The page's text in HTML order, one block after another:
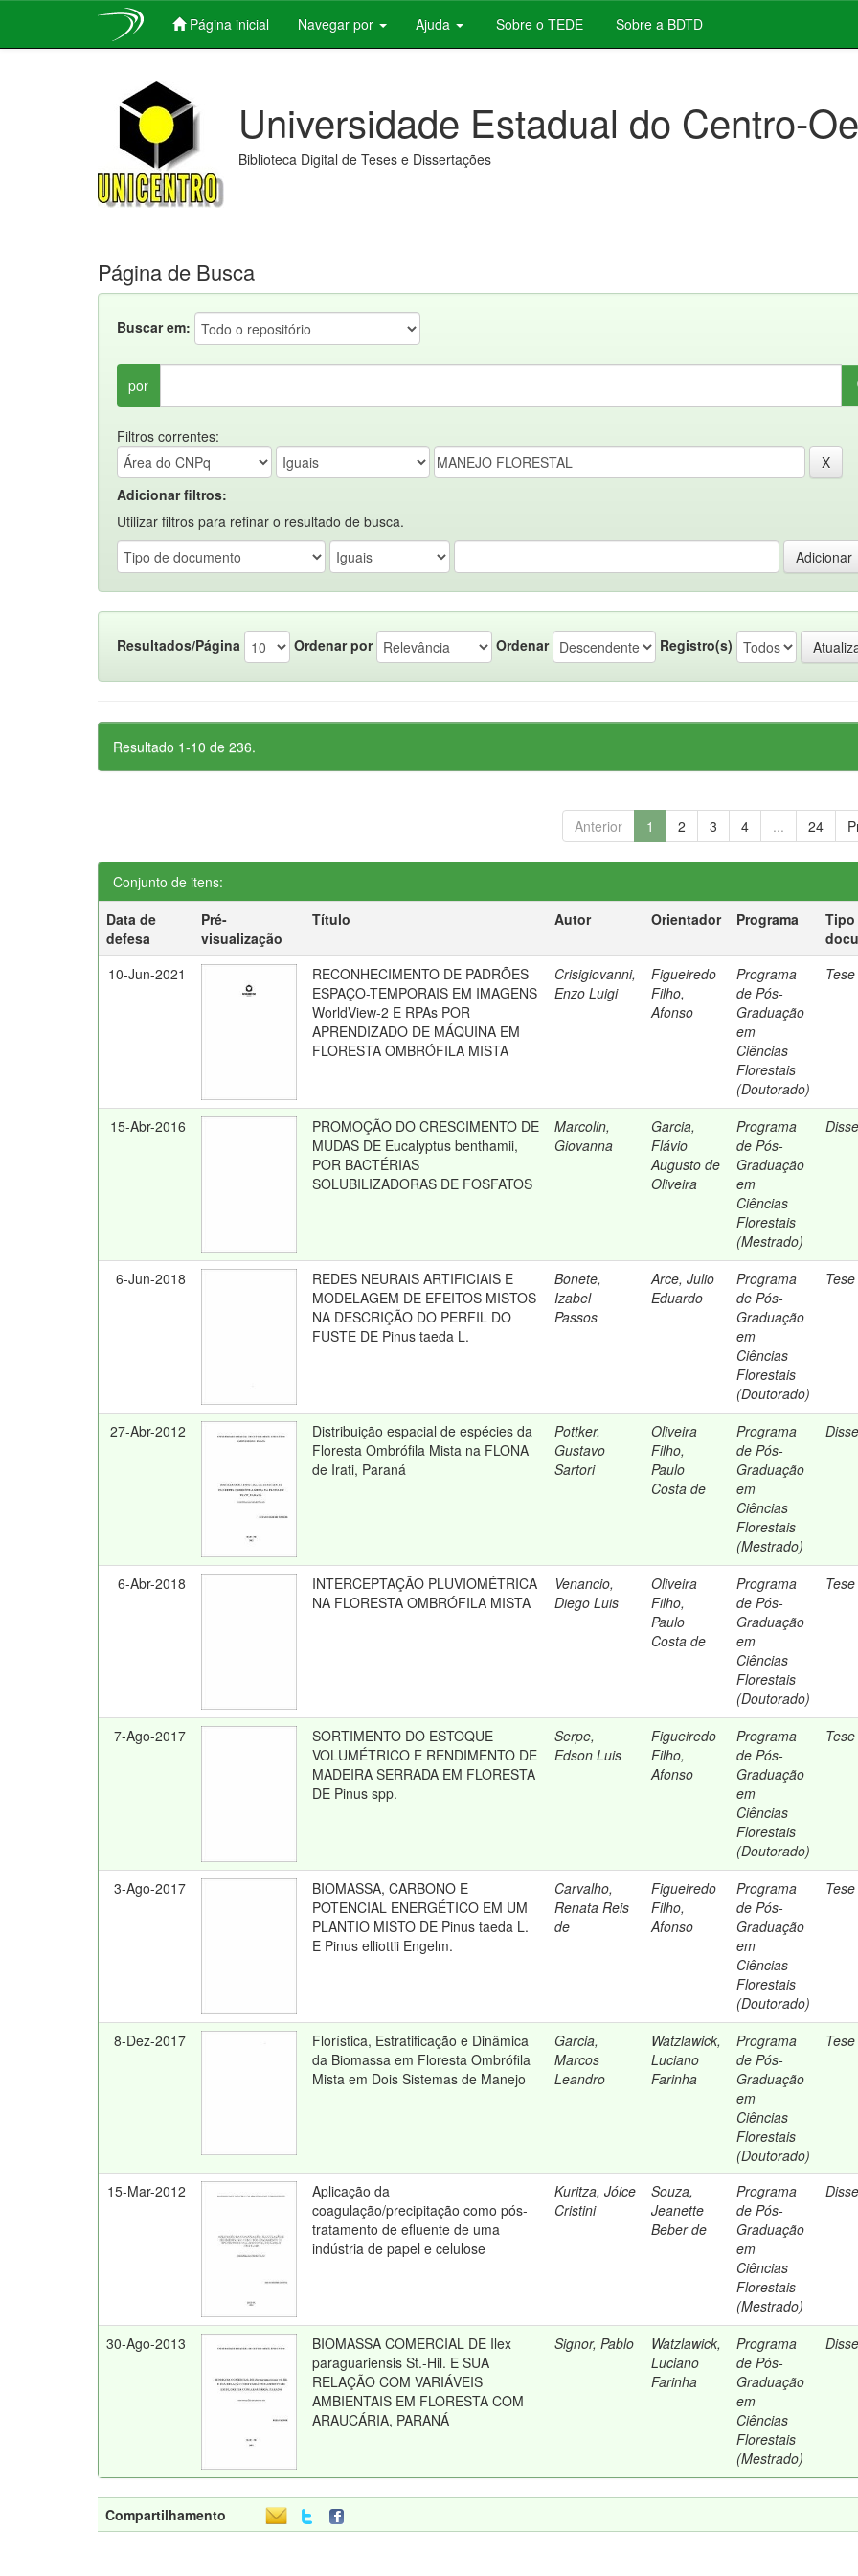
Página inicial Navegar por Ajuda Sobre o TEDE Sobre a BDTD
Universidade Estadual do Centro-
Biblioteca Digital de Teses e Dissertações
Página de Busca
Buscar em:
por
Filtros correntes:
Adicionar filtros:
Utilizar filtros para refinar o resultado de busca.
Resultados/Página Ordenar por Ordenar Registro(s)
Resultado 1-10 de 236.
Anterior 1 2 3 4 ... 24
Conjunto de itens:
Data de
defesa
Pré-
visualização
Título Autor Orientador Programa
Tipo
10-Jun-2021
RECONHECIMENTO DE PADRÕES
ESPAÇO-TEMPORAIS EM IMAGENS
WorldView-2 E RPAs POR
APRENDIZADO DE MÁQUINA EM
FLORESTA OMBRÓFILA MISTA
Crisigiovanni,
Enzo Luigi
Figueiredo
Filho,
Afonso
Programa
de Pós-
Graduação
em
Ciências
Florestais
(Doutorado)
Tese
15-Abr-2016
PROMOÇÃO DO CRESCIMENTO DE
MUDAS DE Eucalyptus benthamii,
POR BACTÉRIAS
SOLUBILIZADORAS DE FOSFATOS
Marcolin,
Giovanna
Garcia,
Flávio
Augusto de
Oliveira
Programa
de Pós-
Graduação
em
Ciências
Florestais
(Mestrado)
6-Jun-2018
REDES NEURAIS ARTIFICIAIS E
MODELAGEM DE EFEITOS MISTOS
NA DESCRIÇÃO DO PERFIL DO
FUSTE DE Pinus taeda L.
Bonete,
Izabel
Passos
Arce, Julio
Eduardo
Programa
de Pós-
Graduação
em
Ciências
Florestais
(Doutorado)
Tese
27-Abr-2012
Distribuição espacial de espécies da
Floresta Ombrófila Mista na FLONA
de Irati, Paraná
Pottker,
Gustavo
Sartori
Oliveira
Filho,
Paulo
Costa de
Programa
de Pós-
Graduação
em
Ciências
Florestais
(Mestrado)
6-Abr-2018
INTERCEPTAÇÃO PLUVIOMÉTRICA
NA FLORESTA OMBRÓFILA MISTA
Venancio,
Diego Luis
Oliveira
Filho,
Paulo
Costa de
Programa
de Pós-
Graduação
em
Ciências
Florestais
(Doutorado)
Tese
7-Ago-2017
SORTIMENTO DO ESTOQUE
VOLUMÉTRICO E RENDIMENTO DE
MADEIRA SERRADA EM FLORESTA
DE Pinus spp.
Serpe,
Edson Luis
Figueiredo
Filho,
Afonso
Programa
de Pós-
Graduação
em
Ciências
Florestais
(Doutorado)
Tese
3-Ago-2017
BIOMASSA, CARBONO E
POTENCIAL ENERGÉTICO EM UM
PLANTIO MISTO DE Pinus taeda L.
E Pinus elliottii Engelm.
Carvalho,
Renata Reis
de
Figueiredo
Filho,
Afonso
Programa
de Pós-
Graduação
em
Ciências
Florestais
(Doutorado)
Tese
8-Dez-2017
Florística, Estratificação e Dinâmica
da Biomassa em Floresta Ombrófila
Mista em Dois Sistemas de Manejo
Garcia,
Marcos
Leandro
Watzlawick,
Luciano
Farinha
Programa
de Pós-
Graduação
em
Ciências
Florestais
(Doutorado)
Tese
15-Mar-2012
Aplicação da
coagulação/precipitação como pós-
tratamento de efluente de uma
indústria de papel e celulose
Kuritza, Jóice
Cristini
Souza,
Jeanette
Beber de
Programa
de Pós-
Graduação
em
Ciências
Florestais
(Mestrado)
30-Ago-2013
BIOMASSA COMERCIAL DE Ilex
paraguariensis St.-Hil. E SUA
RELAÇÃO COM VARIÁVEIS
AMBIENTAIS EM FLORESTA COM
ARAUCÁRIA, PARANÁ
Signor, Pablo
Watzlawick,
Luciano
Farinha
Programa
de Pós-
Graduação
em
Ciências
Florestais
(Mestrado)
Compartilhamento